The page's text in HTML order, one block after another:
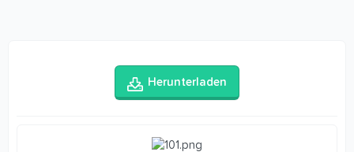
Herunterladen